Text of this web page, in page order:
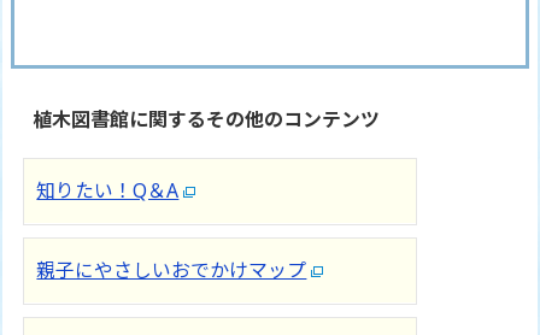
植木図書館に関するその他のコンテンツ
知りたい！Q＆A
親子にやさしいおでかけマップ